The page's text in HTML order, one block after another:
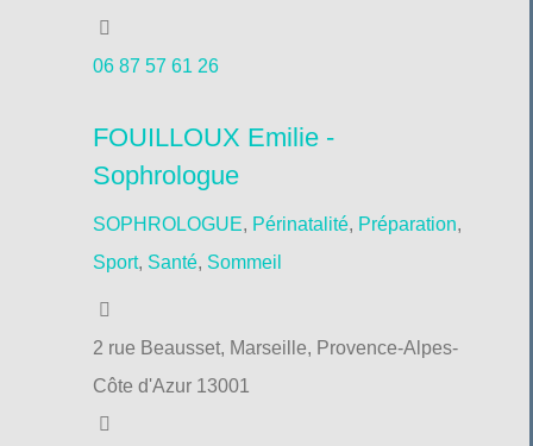
06 87 57 61 26
FOUILLOUX Emilie -
Sophrologue
SOPHROLOGUE, Périnatalité, Préparation,
Sport, Santé, Sommeil
2 rue Beausset, Marseille, Provence-Alpes-
Côte d'Azur 13001